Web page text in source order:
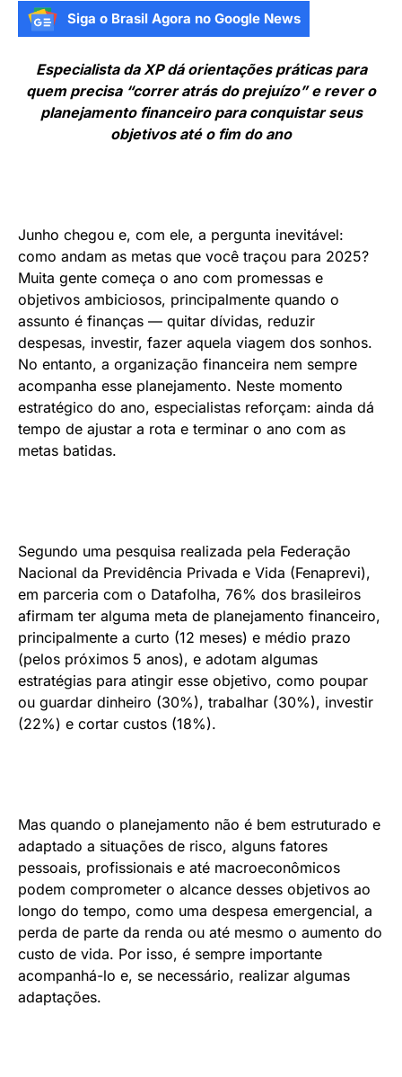
Siga o Brasil Agora no Google News
Especialista da XP dá orientações práticas para
quem precisa “correr atrás do prejuízo” e rever o
planejamento financeiro para conquistar seus
objetivos até o fim do ano
Junho chegou e, com ele, a pergunta inevitável:
como andam as metas que você traçou para 2025?
Muita gente começa o ano com promessas e
objetivos ambiciosos, principalmente quando o
assunto é finanças — quitar dívidas, reduzir
despesas, investir, fazer aquela viagem dos sonhos.
No entanto, a organização financeira nem sempre
acompanha esse planejamento. Neste momento
estratégico do ano, especialistas reforçam: ainda dá
tempo de ajustar a rota e terminar o ano com as
metas batidas.
Segundo uma pesquisa realizada pela Federação
Nacional da Previdência Privada e Vida (Fenaprevi),
em parceria com o Datafolha, 76% dos brasileiros
afirmam ter alguma meta de planejamento financeiro,
principalmente a curto (12 meses) e médio prazo
(pelos próximos 5 anos), e adotam algumas
estratégias para atingir esse objetivo, como poupar
ou guardar dinheiro (30%), trabalhar (30%), investir
(22%) e cortar custos (18%).
Mas quando o planejamento não é bem estruturado e
adaptado a situações de risco, alguns fatores
pessoais, profissionais e até macroeconômicos
podem comprometer o alcance desses objetivos ao
longo do tempo, como uma despesa emergencial, a
perda de parte da renda ou até mesmo o aumento do
custo de vida. Por isso, é sempre importante
acompanhá-lo e, se necessário, realizar algumas
adaptações.